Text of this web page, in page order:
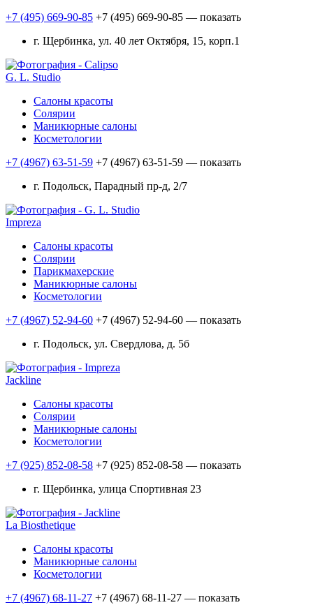
+7 (495) 669-90-85 +7 (495) 669-90-85 — показать
г. Щербинка, ул. 40 лет Октября, 15, корп.1
G. L. Studio
Салоны красоты
Солярии
Маникюрные салоны
Косметологии
+7 (4967) 63-51-59 +7 (4967) 63-51-59 — показать
г. Подольск, Парадный пр-д, 2/7
Impreza
Салоны красоты
Солярии
Парикмахерские
Маникюрные салоны
Косметологии
+7 (4967) 52-94-60 +7 (4967) 52-94-60 — показать
г. Подольск, ул. Свердлова, д. 5б
Jackline
Салоны красоты
Солярии
Маникюрные салоны
Косметологии
+7 (925) 852-08-58 +7 (925) 852-08-58 — показать
г. Щербинка, улица Спортивная 23
La Biosthetique
Салоны красоты
Маникюрные салоны
Косметологии
+7 (4967) 68-11-27 +7 (4967) 68-11-27 — показать